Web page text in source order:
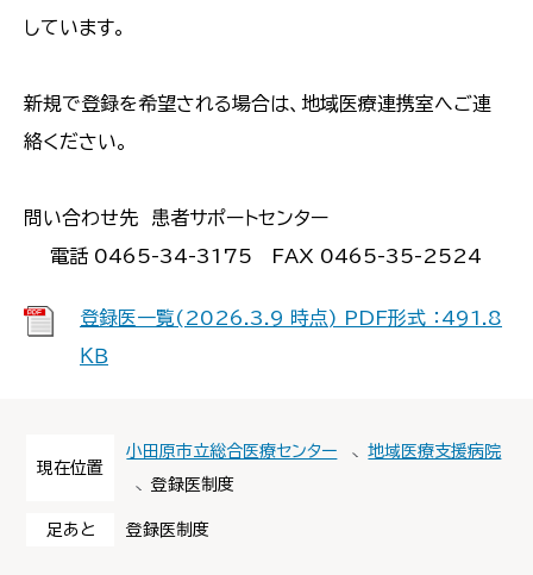
現在位置
小田原市立総合医療センター
地域医療支援病院
登録医制度
足あと 登録医制度
しています。
新規で登録を希望される場合は、地域医療連携室へご連
絡ください。
問い合わせ先 患者サポートセンター
電話 0465-34-3175 FAX 0465-35-2524
登録医一覧(2026.3.9 時点) PDF形式 ：491.8
ＫＢ